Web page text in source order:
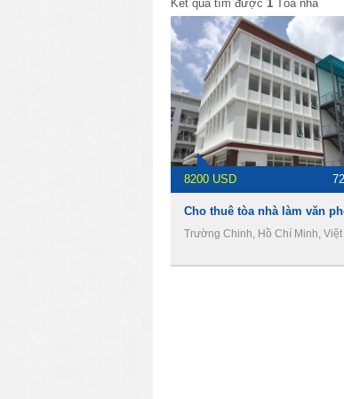
Kết quả tìm được 1 Tòa nhà
8200 USD
Trường Chinh, Hồ Chí Minh, Việt